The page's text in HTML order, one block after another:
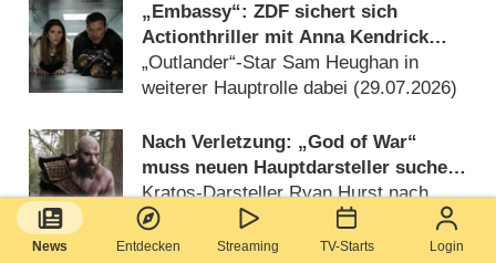
News Entdecken Streaming TV-Starts Login
„Embassy“: ZDF sichert sich
Actionthriller mit Anna Kendrick
und J.K. Simmons
„Outlander“-Star Sam Heughan in
weiterer Hauptrolle dabei (29.07.2026)
Nach Verletzung: „God of War“
muss neuen Hauptdarsteller suchen,
alles neu drehen
Kratos-Darsteller Ryan Hurst nach
Stunt-Unfall vor langer
Rekonvaleszenz (17.07.2026)